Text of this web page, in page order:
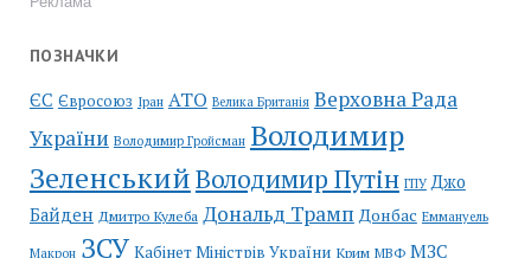
ПОЗНАЧКИ
ЄС Євросоюз Іран АТО Велика Британія Верховна Рада
України Володимир Гройсман Володимир
ЗеленськийВолодимир Путін ГПУ Джо
Байден Дмитро Кулеба Дональд Трамп Донбас Еммануель
Макрон ЗСУ Кабінет Міністрів України Крим МВФ МЗС